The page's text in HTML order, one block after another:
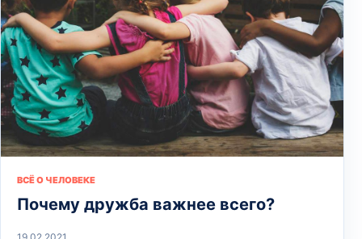
ВСЁ О ЧЕЛОВЕКЕ
Почему дружба важнее всего?